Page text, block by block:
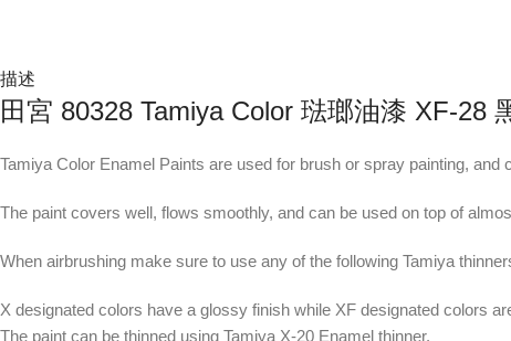
描述
田宮 80328 Tamiya Color 琺瑯油漆 XF-28
Tamiya Color Enamel Paints are used for brush or spray painting,
The paint covers well, flows smoothly, and can be used on top of
When airbrushing make sure to use any of the following Tamiya
X designated colors have a glossy finish while XF designated colors
The paint can be thinned using Tamiya X-20 Enamel thinner.